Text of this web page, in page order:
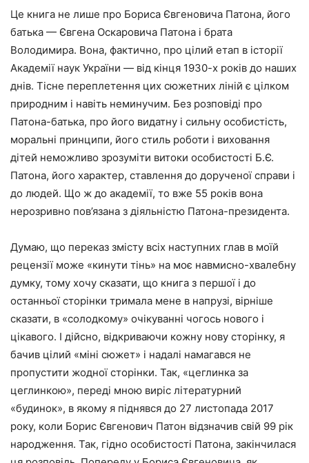
Це книга не лише про Бориса Євгеновича Патона, його
батька — Євгена Оскаровича Патона і брата
Володимира. Вона, фактично, про цілий етап в історії
Академії наук України — від кінця 1930-х років до наших
днів. Тісне переплетення цих сюжетних ліній є цілком
природним і навіть неминучим. Без розповіді про
Патона-батька, про його видатну і сильну особистість,
моральні принципи, його стиль роботи і виховання
дітей неможливо зрозуміти витоки особистості Б.Є.
Патона, його характер, ставлення до дорученої справи і
до людей. Що ж до академії, то вже 55 років вона
нерозривно пов’язана з діяльністю Патона-президента.
Думаю, що переказ змісту всіх наступних глав в моїй
рецензії може «кинути тінь» на моє навмисно-хвалебну
думку, тому хочу сказати, що книга з першої і до
останньої сторінки тримала мене в напрузі, вірніше
сказати, в «солодкому» очікуванні чогось нового і
цікавого. І дійсно, відкриваючи кожну нову сторінку, я
бачив цілий «міні сюжет» і надалі намагався не
пропустити жодної сторінки. Так, «цеглинка за
цеглинкою», переді мною виріс літературний
«будинок», в якому я піднявся до 27 листопада 2017
року, коли Борис Євгенович Патон відзначив свій 99 рік
народження. Так, гідно особистості Патона, закінчилася